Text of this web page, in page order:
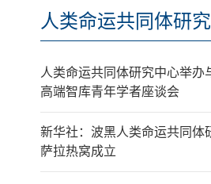
人类命运共同体研
人类命运共同体研究中心举办
高端智库青年学者座谈会
新华社：波黑人类命运共同体
萨拉热窝成立